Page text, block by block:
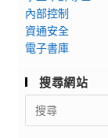
內部控制
資通安全
電子書庫
搜尋網站
Search
for: